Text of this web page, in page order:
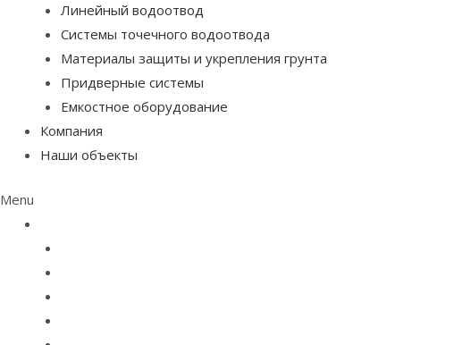
Линейный водоотвод
Системы точечного водоотвода
Материалы защиты и укрепления грунта
Придверные системы
Емкостное оборудование
Компания
Наши объекты
Menu